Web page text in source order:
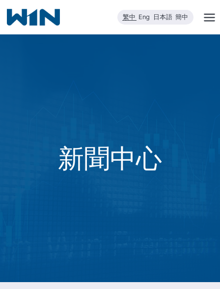
內
繁中 Eng 日本語 簡中
新聞中心